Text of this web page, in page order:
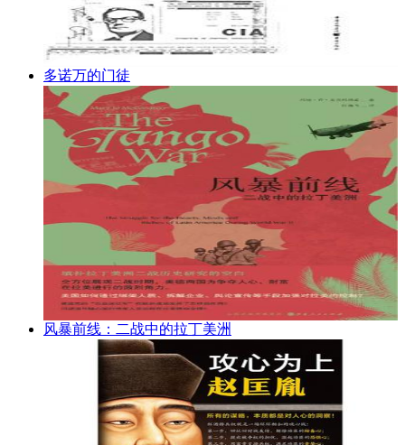
多诺万的门徒
风暴前线：二战中的拉丁美洲